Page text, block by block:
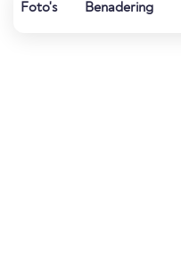
Foto's Benadering